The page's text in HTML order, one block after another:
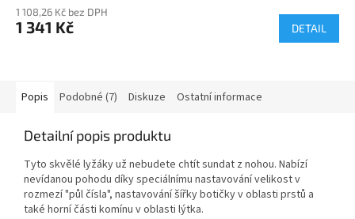
1 108,26 Kč bez DPH
1 341 Kč DETAIL
Popis Podobné (7) Diskuze Ostatní informace
Detailní popis produktu
Tyto skvělé lyžáky už nebudete chtít sundat z nohou. Nabízí
nevídanou pohodu díky speciálnímu nastavování velikost v
rozmezí "půl čísla", nastavování šířky botičky v oblasti prstů a
také horní části komínu v oblasti lýtka.